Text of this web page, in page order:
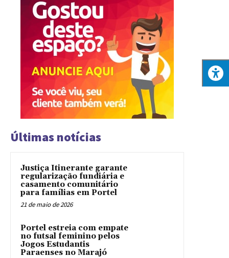
Últimas notícias
Justiça Itinerante garante
regularização fundiária e
casamento comunitário
para famílias em Portel
21 de maio de 2026
Portel estreia com empate
no futsal feminino pelos
Jogos Estudantis
Paraenses no Marajó